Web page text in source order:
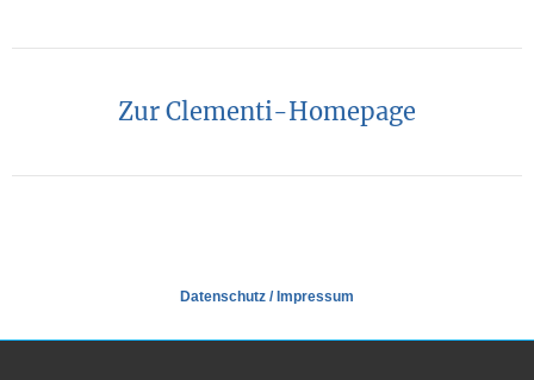
Zur Clementi-Homepage
Datenschutz / Impressum